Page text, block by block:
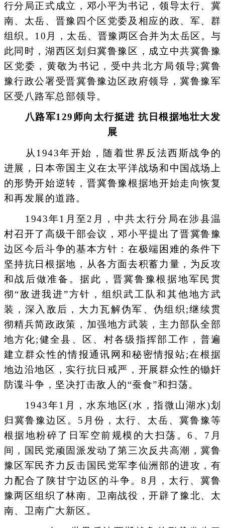
行分局正式成立，邓小平为书记，领导太行、冀
南、太岳、晋豫四个区党委及相应的政、军、群
组织。10月，太岳、晋豫两区合并为太岳区。与
此同时，湖西区划归冀鲁豫区，成立中共冀鲁豫
区党委，黄敬为书记，受中共北方局领导;冀鲁
豫行政公署受晋冀鲁豫边区政府领导，冀鲁豫军
区受八路军总部领导。
八路军129师向太行挺进 抗日根据地壮大发
展
从1943年开始，随着世界反法西斯战争的
进展，日本帝国主义在太平洋战场和中国战场上
的形势开始逆转，晋冀鲁豫根据地开始走向恢复
和再发展的道路。
1943年1月至2月，中共太行分局在涉县温
村召开了高级干部会议，邓小平提出了晋冀鲁豫
边区今后斗争的基本方针：在极端困难的条件下
坚持抗日根据地，从各方面去积蓄力量，为反攻
和战后做准备。据此，晋冀鲁豫根据地军民贯
彻“敌进我进”方针，组织武工队和其他地方武
装，深入敌后，大力瓦解伪军、伪组织;继续贯
彻精兵简政政策，加强地方武装，主力部队全部
地方化;健全县、区、村各级指挥部工作，普遍
建立群众性的情报通讯网和秘密情报站;在根据
地边沿地区，实行抗日戒严，开展群众性的锄奸
防谍斗争，坚决打击敌人的“蚕食”和扫荡。
1943年1月，水东地区(水，指微山湖水)划
归冀鲁豫边区。5月份，太行、太岳、冀鲁豫等
根据地粉碎了日军空前规模的大扫荡。6、7月
间，国民党顽固派发动了第三次反共高潮，冀鲁
豫区军民齐力反击国民党军李仙洲部的进攻，有
力配合了陕甘宁边区的斗争。8月，太行、冀鲁
豫两区组织了林南、卫南战役，开辟了豫北、太
南、卫南广大新区。